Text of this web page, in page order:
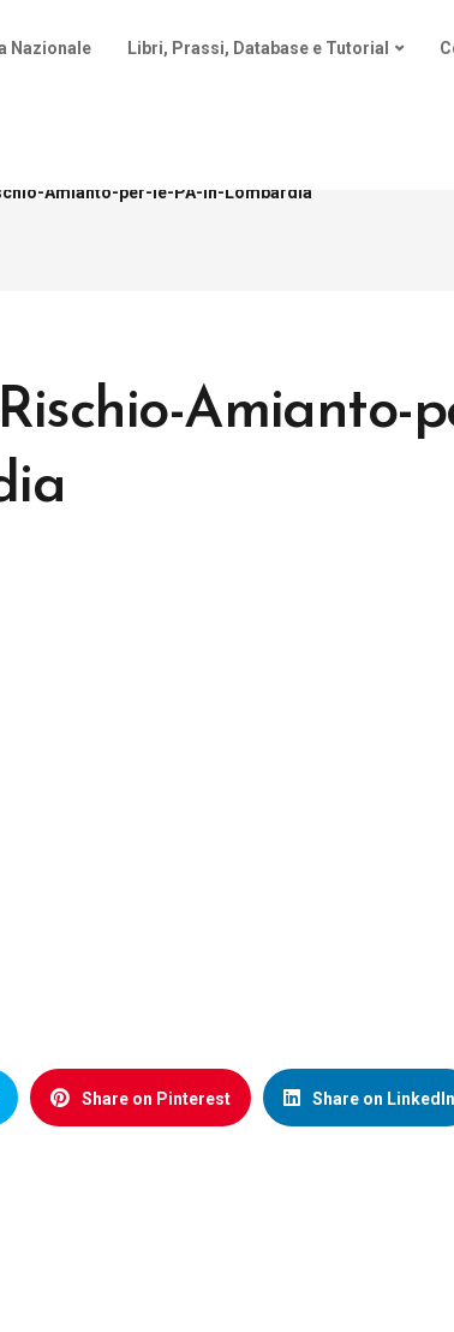
Nazionale Libri, Prassi, Database e Tutorial
Amianto-per-le-PA-in-Lombardia
Amianto-
Share on Pinterest Share on LinkedIn